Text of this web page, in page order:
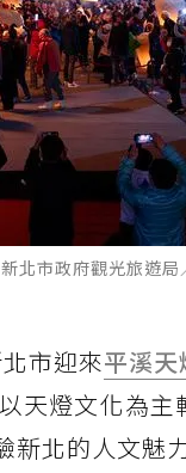
北市政府觀光旅遊局
市迎來平溪天
天燈文化為
北的人文魅